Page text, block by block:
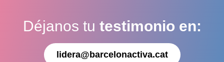
Déjanos tu testimonio en:
lidera@barcelonactiva.cat